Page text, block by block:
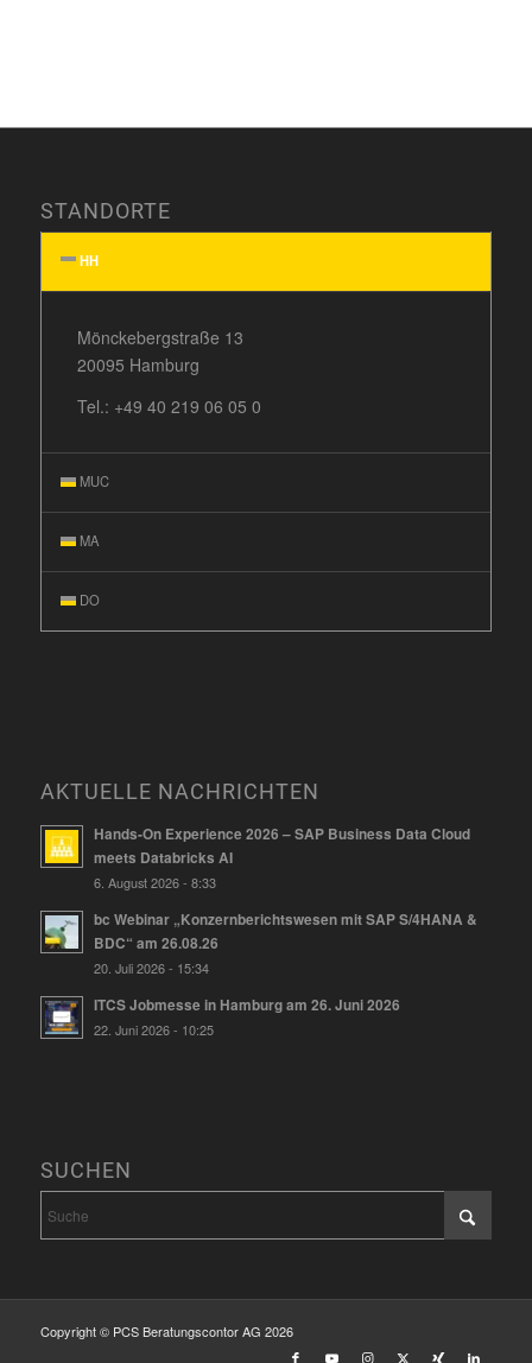
STANDORTE
HH
Mönckebergstraße 13
20095 Hamburg
Tel.: +49 40 219 06 05 0
MUC
MA
DO
AKTUELLE NACHRICHTEN
Hands-On Experience 2026 – SAP Business Data Cloud
meets Databricks AI
6. August 2026 - 8:33
bc Webinar „Konzernberichtswesen mit SAP S/4HANA &
BDC“ am 26.08.26
20. Juli 2026 - 15:34
ITCS Jobmesse in Hamburg am 26. Juni 2026
22. Juni 2026 - 10:25
SUCHEN
Copyright © PCS Beratungscontor AG 2026